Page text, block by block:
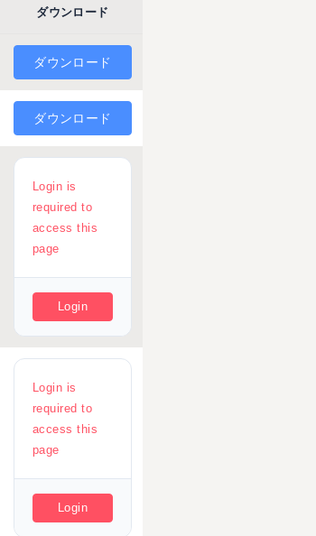
ダウンロード
ダウンロード
ダウンロード
Login is
required to
access this
page
Login
Login is
required to
access this
page
Login